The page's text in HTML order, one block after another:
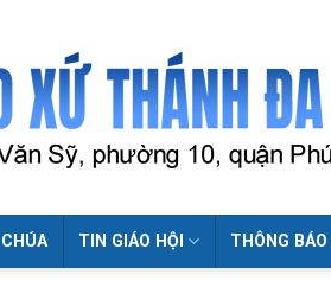
TIN GIÁO HỘI THÔNG BÁO